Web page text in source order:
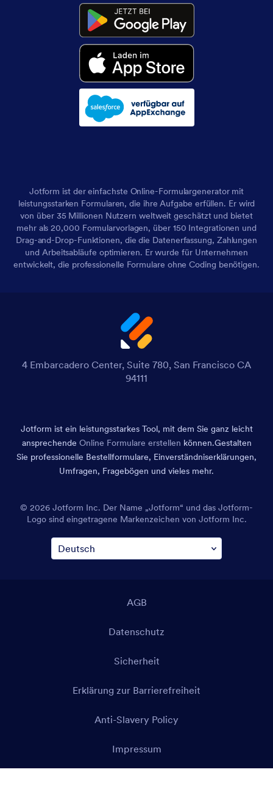
Jotform ist der einfachste Online-Formulargenerator mit
leistungsstarken Formularen, die ihre Aufgabe erfüllen. Er wird
von über 35 Millionen Nutzern weltweit geschätzt und bietet
mehr als 20,000 Formularvorlagen, über 150 Integrationen und
Drag-and-Drop-Funktionen, die die Datenerfassung, Zahlungen
und Arbeitsabläufe optimieren. Er wurde für Unternehmen
entwickelt, die professionelle Formulare ohne Coding benötigen.
4 Embarcadero Center, Suite 780, San Francisco CA
94111
Jotform ist ein leistungsstarkes Tool, mit dem Sie ganz leicht
ansprechende Online Formulare erstellen können.Gestalten
Sie professionelle Bestellformulare, Einverständniserklärungen,
Umfragen, Fragebögen und vieles mehr.
© 2026 Jotform Inc. Der Name „Jotform“ und das Jotform-
Logo sind eingetragene Markenzeichen von Jotform Inc.
AGB
Datenschutz
Sicherheit
Erklärung zur Barrierefreiheit
Anti-Slavery Policy
Impressum